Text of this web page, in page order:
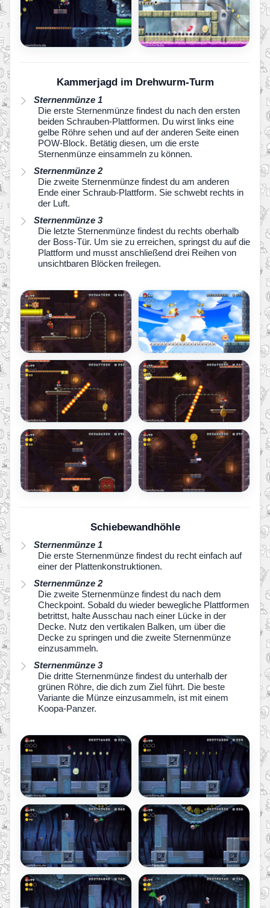
Kammerjagd im Drehwurm-Turm
Sternenmünze 1
Die erste Sternenmünze findest du nach den ersten
beiden Schrauben-Plattformen. Du wirst links eine
gelbe Röhre sehen und auf der anderen Seite einen
POW-Block. Betätig diesen, um die erste
Sternenmünze einsammeln zu können.
Sternenmünze 2
Die zweite Sternenmünze findest du am anderen
Ende einer Schraub-Plattform. Sie schwebt rechts in
der Luft.
Sternenmünze 3
Die letzte Sternenmünze findest du rechts oberhalb
der Boss-Tür. Um sie zu erreichen, springst du auf die
Plattform und musst anschließend drei Reihen von
unsichtbaren Blöcken freilegen.
Schiebewandhöhle
Sternenmünze 1
Die erste Sternenmünze findest du recht einfach auf
einer der Plattenkonstruktionen.
Sternenmünze 2
Die zweite Sternenmünze findest du nach dem
Checkpoint. Sobald du wieder bewegliche Plattformen
betrittst, halte Ausschau nach einer Lücke in der
Decke. Nutz den vertikalen Balken, um über die
Decke zu springen und die zweite Sternenmünze
einzusammeln.
Sternenmünze 3
Die dritte Sternenmünze findest du unterhalb der
grünen Röhre, die dich zum Ziel führt. Die beste
Variante die Münze einzusammeln, ist mit einem
Koopa-Panzer.